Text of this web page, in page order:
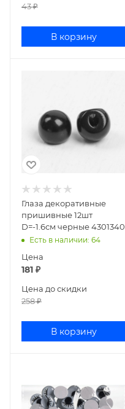
43₽
В корзину
Глаза декоративные
пришивные 12шт
D=-1.6см черные 4301340
Есть в наличии: 64
Цена
181 ₽
Цена до скидки
258₽
В корзину